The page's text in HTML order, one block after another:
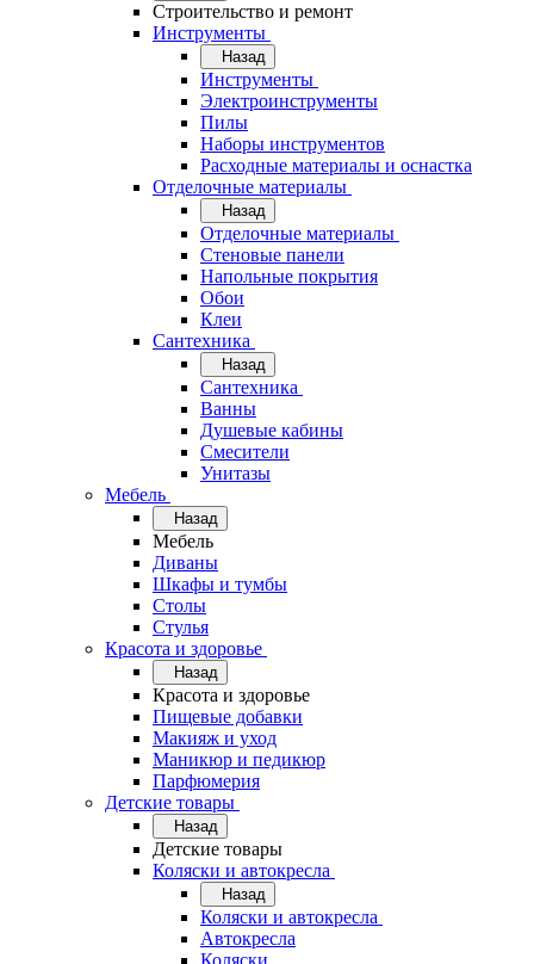
Строительство и ремонт
Инструменты
Назад
Инструменты
Электроинструменты
Пилы
Наборы инструментов
Расходные материалы и оснастка
Отделочные материалы
Назад
Отделочные материалы
Стеновые панели
Напольные покрытия
Обои
Клеи
Сантехника
Назад
Сантехника
Ванны
Душевые кабины
Смесители
Унитазы
Мебель
Назад
Мебель
Диваны
Шкафы и тумбы
Столы
Стулья
Красота и здоровье
Назад
Красота и здоровье
Пищевые добавки
Макияж и уход
Маникюр и педикюр
Парфюмерия
Детские товары
Назад
Детские товары
Коляски и автокресла
Назад
Коляски и автокресла
Автокресла
Коляски